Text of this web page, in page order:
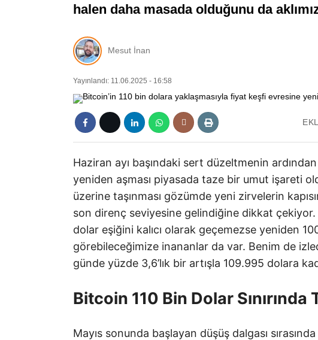
halen daha masada olduğunu da
Mesut İnan
Yayınlandı: 11.06.2025 - 16:58
Haziran ayı başındaki sert düzeltmenin
yeniden aşması piyasada taze bir umut işareti
üzerine taşınması gözümde yeni zirvelerin
son direnç seviyesine gelindiğine dikkat
dolar eşiğini kalıcı olarak geçemezse yeniden
görebileceğimize inananlar da var. Benim de
günde yüzde 3,6’lık bir artışla 109.995 dolara
Bitcoin 110 Bin Dolar Sınırında
Mayıs sonunda başlayan düşüş dalgası